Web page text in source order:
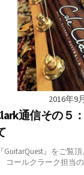
2016年9
通信その５
GuitarQuest』をご覧
コールクラーク担当